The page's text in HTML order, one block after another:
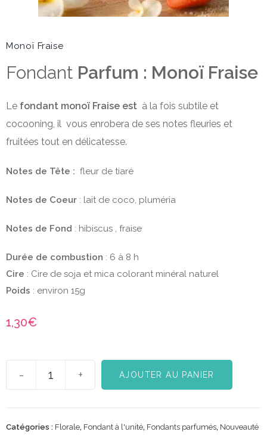
Monoï Fraise
Fondant Parfum : Monoï Fraise
Le fondant monoï Fraise est à la fois subtile et
cocooning, il vous enrobera de ses notes fleuries et
fruitées tout en délicatesse.
Notes de Tête : fleur de tiaré
Notes de Coeur : lait de coco, pluméria
Notes de Fond : hibiscus , fraise
Durée de combustion : 6 à 8 h
Cire : Cire de soja et mica colorant minéral naturel
Poids : environ 15g
1,30€
- + AJOUTER AU PANIER
Catégories : Florale, Fondant à l'unité, Fondants parfumés, Nouveauté